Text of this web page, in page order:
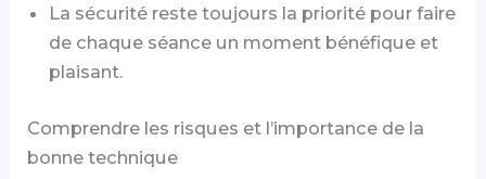
La sécurité reste toujours la priorité pour faire
de chaque séance un moment bénéfique et
plaisant.
Comprendre les risques et l’importance de la
bonne technique